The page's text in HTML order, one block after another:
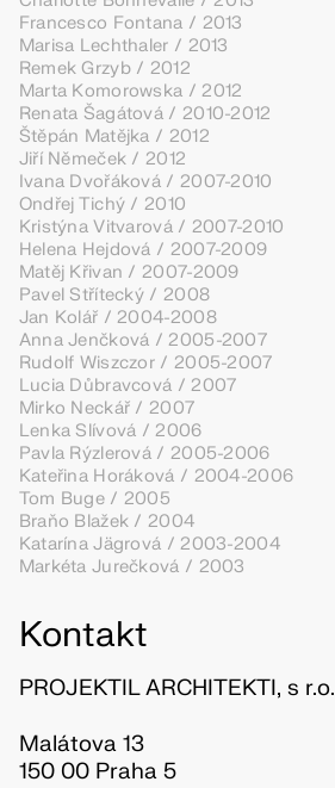
Francesco Fontana / 2013
Marisa Lechthaler / 2013
Remek Grzyb / 2012
Marta Komorowska / 2012
Renata Šagátová / 2010-2012
Štěpán Matějka / 2012
Jiří Němeček / 2012
Ivana Dvořáková / 2007-2010
Ondřej Tichý / 2010
Kristýna Vitvarová / 2007-2010
Helena Hejdová / 2007-2009
Matěj Křivan / 2007-2009
Pavel Střítecký / 2008
Jan Kolář / 2004-2008
Anna Jenčková / 2005-2007
Rudolf Wiszczor / 2005-2007
Lucia Důbravcová / 2007
Mirko Neckář / 2007
Lenka Slívová / 2006
Pavla Rýzlerová / 2005-2006
Kateřina Horáková / 2004-2006
Tom Buge / 2005
Braňo Blažek / 2004
Katarína Jägrová / 2003-2004
Markéta Jurečková / 2003
Kontakt
PROJEKTIL ARCHITEKTI, s r.o.
Malátova 13
150 00 Praha 5